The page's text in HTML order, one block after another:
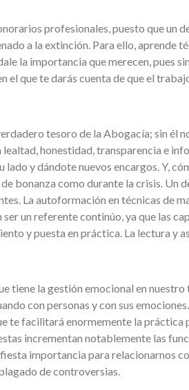
profesionales, puesto que un
a la extinción. Para ello, aprende
la importancia que merecen, pues
el que te darás cuenta de que el
tesoro de la Abogacía; sin él
honestidad, transparencia e
y dándote nuevos encargos. Y,
bonanza como durante la crisis. Un
La autoformación en técnicas de
un referente continúo, ya que las
y puesta en práctica. La lectura y
tiene la gestión emocional en nuestro
con personas y con sus
te facilitará enormemente la práctica
incrementan notablemente las
importancia para relacionarnos
de controversias.